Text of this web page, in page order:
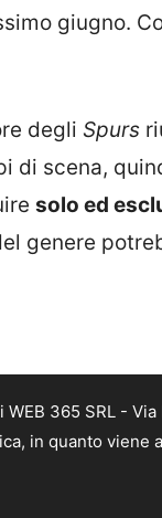
giugno.
degli Spurs
di scena,
solo ed
genere
365 SRL -
in quanto